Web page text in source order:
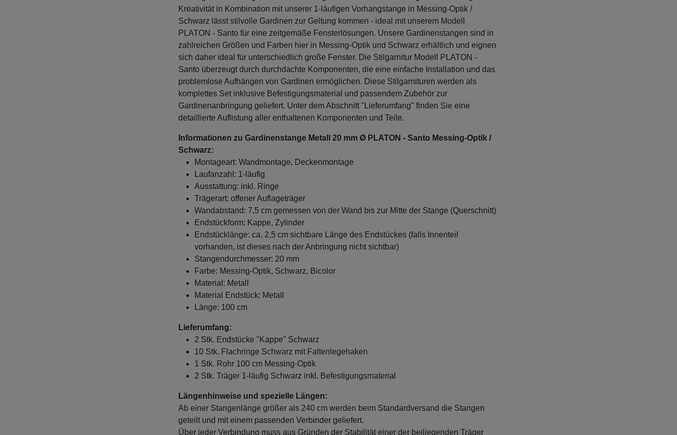
Schwarz lässt stilvolle Gardinen zur Geltung kommen - ideal mit unserem Modell
PLATON - Santo für eine zeitgemäße Fensterlösungen. Unsere Gardinenstangen sind in
zahlreichen Größen und Farben hier in Messing-Optik und Schwarz erhältlich und eignen
sich daher ideal für unterschiedlich große Fenster. Die Stilgarnitur Modell PLATON -
Santo überzeugt durch durchdachte Komponenten, die eine einfache Installation und das
problemlose Aufhängen von Gardinen ermöglichen. Diese Stilgarnituren werden als
komplettes Set inklusive Befestigungsmaterial und passendem Zubehör zur
Gardinenanbringung geliefert. Unter dem Abschnitt "Lieferumfang" finden Sie eine
detaillierte Auflistung aller enthaltenen Komponenten und Teile.
Schwarz:
Montageart: Wandmontage, Deckenmontage
Laufanzahl: 1-läufig
Ausstattung: inkl. Ringe
Trägerart: offener Auflageträger
Wandabstand: 7,5 cm gemessen von der Wand bis zur Mitte der Stange (Querschnitt)
Endstückform: Kappe, Zylinder
Endstücklänge: ca. 2,5 cm sichtbare Länge des Endstückes (falls Innenteil
vorhanden, ist dieses nach der Anbringung nicht sichtbar)
Stangendurchmesser: 20 mm
Farbe: Messing-Optik, Schwarz, Bicolor
Material: Metall
Material Endstück: Metall
Länge: 100 cm
2 Stk. Endstücke "Kappe" Schwarz
10 Stk. Flachringe Schwarz mit Faltenlegehaken
1 Stk. Rohr 100 cm Messing-Optik
2 Stk. Träger 1-läufig Schwarz inkl. Befestigungsmaterial
Ab einer Stangenlänge größer als 240 cm werden beim Standardversand die Stangen
geteilt und mit einem passenden Verbinder geliefert.
Über jeder Verbindung muss aus Gründen der Stabilität einer der beiliegenden Träger